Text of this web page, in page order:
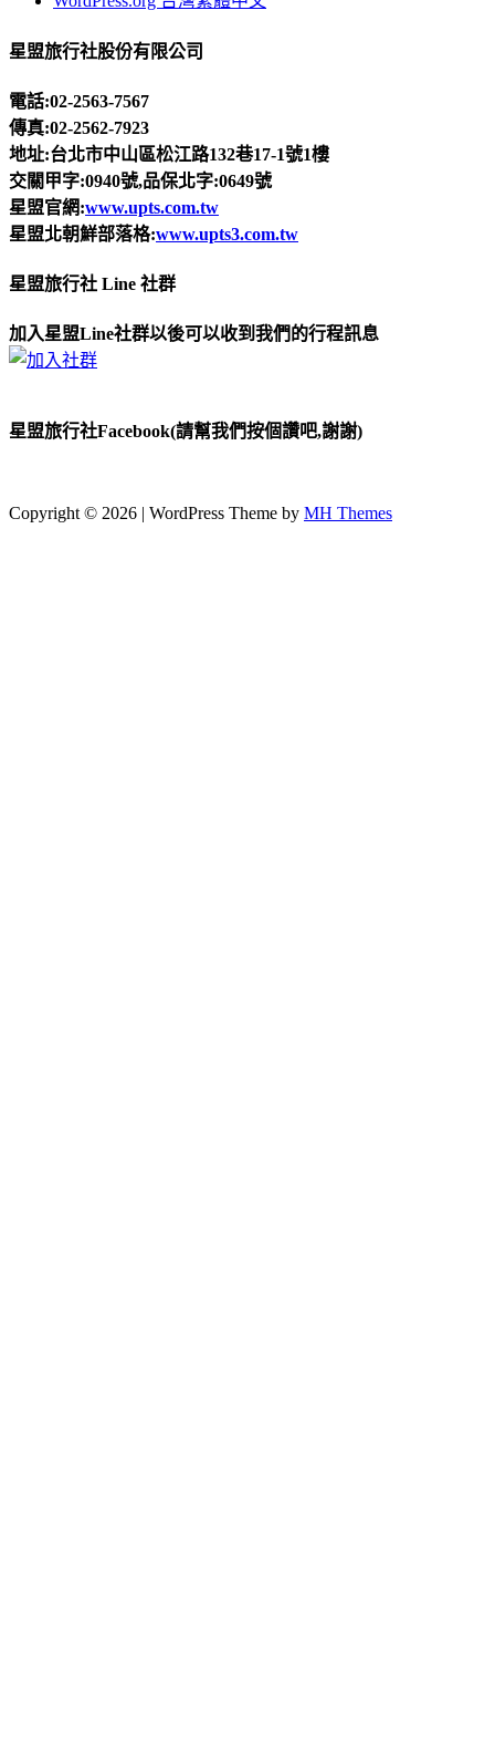
星盟旅行社股份有限公司
電話:02-2563-7567
傳真:02-2562-7923
地址:台北市中山區松江路132巷17-1號1樓
交關甲字:0940號,品保北字:0649號
星盟官網:www.upts.com.tw
星盟北朝鮮部落格:www.upts3.com.tw
星盟旅行社 Line 社群
加入星盟Line社群以後可以收到我們的行程訊息
星盟旅行社Facebook(請幫我們按個讚吧,謝謝)
Copyright © 2026 | WordPress Theme by MH Themes